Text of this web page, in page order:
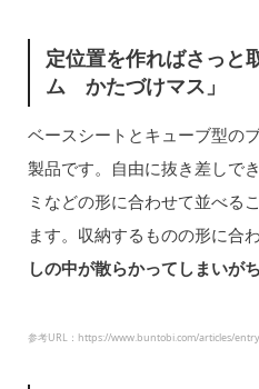
定位置を作ればさっと
ム かたづけマス」
ベースシートとキューブ型の
製品です。自由に抜き差しで
ミなどの形に合わせて並べる
ます。収納するものの形に合
しの中が散らかってしまいが
参考URL：https://www.buntobi.com/articles/